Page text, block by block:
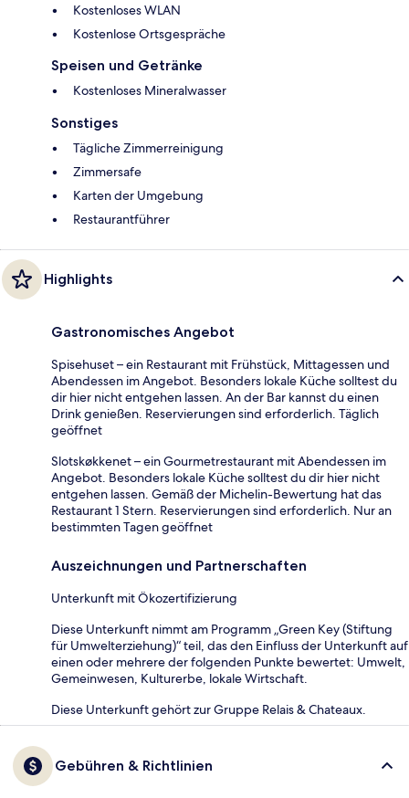
Kostenloses WLAN
Kostenlose Ortsgespräche
Speisen und Getränke
Kostenloses Mineralwasser
Sonstiges
Tägliche Zimmerreinigung
Zimmersafe
Karten der Umgebung
Restaurantführer
Highlights
Gastronomisches Angebot
Spisehuset – ein Restaurant mit Frühstück, Mittagessen und
Abendessen im Angebot. Besonders lokale Küche solltest du
dir hier nicht entgehen lassen. An der Bar kannst du einen
Drink genießen. Reservierungen sind erforderlich. Täglich
geöffnet
Slotskøkkenet – ein Gourmetrestaurant mit Abendessen im
Angebot. Besonders lokale Küche solltest du dir hier nicht
entgehen lassen. Gemäß der Michelin-Bewertung hat das
Restaurant 1 Stern. Reservierungen sind erforderlich. Nur an
bestimmten Tagen geöffnet
Auszeichnungen und Partnerschaften
Unterkunft mit Ökozertifizierung
Diese Unterkunft nimmt am Programm „Green Key (Stiftung
für Umwelterziehung)“ teil, das den Einfluss der Unterkunft auf
einen oder mehrere der folgenden Punkte bewertet: Umwelt,
Gemeinwesen, Kulturerbe, lokale Wirtschaft.
Diese Unterkunft gehört zur Gruppe Relais & Chateaux.
Gebühren & Richtlinien